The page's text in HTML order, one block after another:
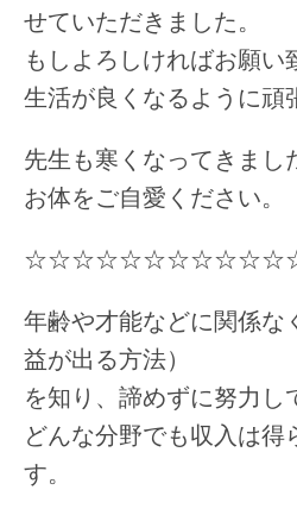
せていただきました。
もしよろしければお願い
生活が良くなるように頑
先生も寒くなってきまし
お体をご自愛ください。
年齢や才能などに関係な
益が出る方法）
を知り、諦めずに努力
どんな分野でも収入は得
す。